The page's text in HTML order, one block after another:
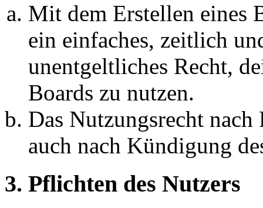
Mit dem Erstellen eines
ein einfaches, zeitlich
unentgeltliches Recht,
Boards zu nutzen.
Das Nutzungsrecht
auch nach Kündigung
3. Pflichten des Nutzers